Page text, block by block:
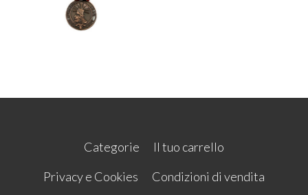
Categorie
Il tuo carrello
Privacy e Cookies
Condizioni di vendita